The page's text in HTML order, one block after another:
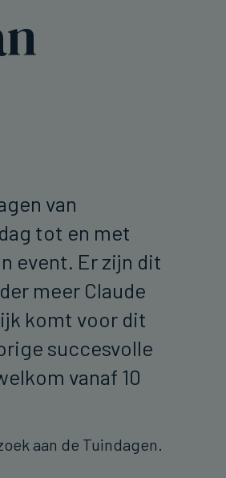
van
tot en met
event. Er zijn dit
meer Claude
komt voor dit
succesvolle
vanaf 10
aan de Tuindagen.